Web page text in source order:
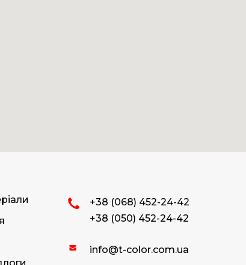
+38 (068) 452-24-42
+38 (050) 452-24-42
info@t-color.com.ua